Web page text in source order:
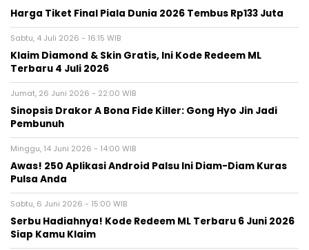
Harga Tiket Final Piala Dunia 2026 Tembus Rp133 Juta
Sabtu, 4 Juli 2026 - 16:15 WIB
Klaim Diamond & Skin Gratis, Ini Kode Redeem ML
Terbaru 4 Juli 2026
Jumat, 26 Juni 2026 - 22:00 WIB
Sinopsis Drakor A Bona Fide Killer: Gong Hyo Jin Jadi
Pembunuh
Minggu, 14 Juni 2026 - 14:00 WIB
Awas! 250 Aplikasi Android Palsu Ini Diam-Diam Kuras
Pulsa Anda
Sabtu, 6 Juni 2026 - 15:00 WIB
Serbu Hadiahnya! Kode Redeem ML Terbaru 6 Juni 2026
Siap Kamu Klaim